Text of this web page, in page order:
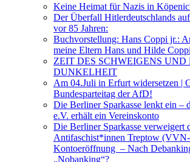
Keine Heimat für Nazis in
Der Überfall Hitlerdeutschlands
vor 85 Jahren:
Buchvorstellung: Hans Coppi jr.:
meine Eltern Hans und Hilde Coppi
ZEIT DES SCHWEIGENS UND
DUNKELHEIT
Am 04.Juli in Erfurt widersetzen |
Bundesparteitag der AfD!
Die Berliner Sparkasse lenkt ein –
e.V. erhält ein Vereinskonto
Die Berliner Sparkasse verweigert
Antifaschist*innen Treptow
Kontoeröffnung – Nach
„Nobanking“?